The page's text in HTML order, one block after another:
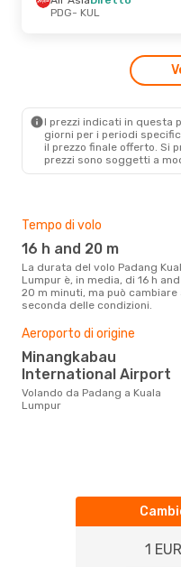
PDG- KUL
I prezzi indicati in questa
giorni per i periodi
il ​​prezzo finale offerto. Si
prezzi sono soggetti a
Tempo di volo
16 h and 20 m
La durata del volo Padang Kuala
Lumpur è, in media, di 16 h and
20 m minuti, ma può cambiare
seconda delle condizioni.
Aeroporto di origine
Minangkabau
International Airport
Volando da Padang a Kuala
Lumpur
1